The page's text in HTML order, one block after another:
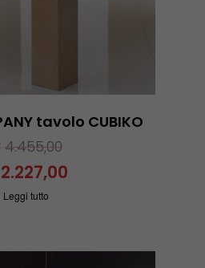
tavolo CUBIKO
4.455,00
2.227,00
Leggi tutto